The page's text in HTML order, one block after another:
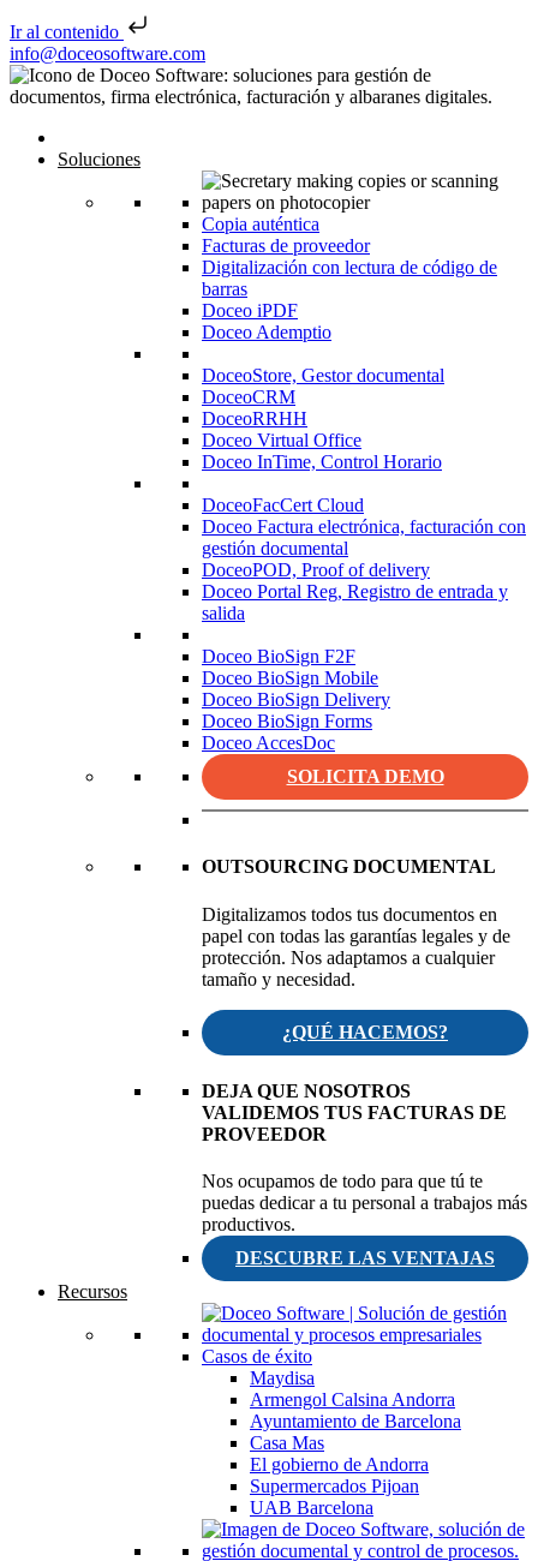
Ir al contenido
Saltar al contenido
info@doceosoftware.com
Soluciones
Copia auténtica
Facturas de proveedor
Digitalización con lectura de código de
barras
Doceo iPDF
Doceo Ademptio
DoceoStore, Gestor documental
DoceoCRM
DoceoRRHH
Doceo Virtual Office
Doceo InTime, Control Horario
DoceoFacCert Cloud
Doceo Factura electrónica, facturación con
gestión documental
DoceoPOD, Proof of delivery
Doceo Portal Reg, Registro de entrada y
salida
Doceo BioSign F2F
Doceo BioSign Mobile
Doceo BioSign Delivery
Doceo BioSign Forms
Doceo AccesDoc
SOLICITA DEMO
OUTSOURCING DOCUMENTAL
Digitalizamos todos tus documentos en
papel con todas las garantías legales y de
protección. Nos adaptamos a cualquier
tamaño y necesidad.
¿QUÉ HACEMOS?
DEJA QUE NOSOTROS
VALIDEMOS TUS FACTURAS DE
PROVEEDOR
Nos ocupamos de todo para que tú te
puedas dedicar a tu personal a trabajos más
productivos.
DESCUBRE LAS VENTAJAS
Recursos
Casos de éxito
Maydisa
Armengol Calsina Andorra
Ayuntamiento de Barcelona
Casa Mas
El gobierno de Andorra
Supermercados Pijoan
UAB Barcelona